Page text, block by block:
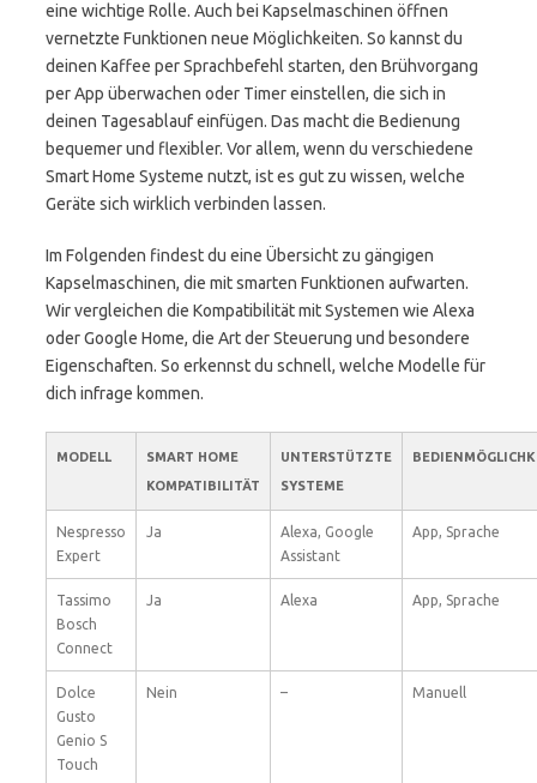
eine wichtige Rolle. Auch bei Kapselmaschinen öffnen
vernetzte Funktionen neue Möglichkeiten. So kannst du
deinen Kaffee per Sprachbefehl starten, den Brühvorgang
per App überwachen oder Timer einstellen, die sich in
deinen Tagesablauf einfügen. Das macht die Bedienung
bequemer und flexibler. Vor allem, wenn du verschiedene
Smart Home Systeme nutzt, ist es gut zu wissen, welche
Geräte sich wirklich verbinden lassen.
Im Folgenden findest du eine Übersicht zu gängigen
Kapselmaschinen, die mit smarten Funktionen aufwarten.
Wir vergleichen die Kompatibilität mit Systemen wie Alexa
oder Google Home, die Art der Steuerung und besondere
Eigenschaften. So erkennst du schnell, welche Modelle für
dich infrage kommen.
MODELL
SMART HOME
KOMPATIBILITÄT
UNTERSTÜTZTE
SYSTEME
Nespresso
Expert
Ja
Alexa, Google
Assistant
App, Sprache
Tassimo
Bosch
Connect
Ja Alexa App, Sprache
Dolce
Gusto
Genio S
Touch
Nein – Manuell